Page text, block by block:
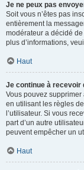
Je ne peux pas
Soit vous n’êtes pas
entièrement la
modérateur a décidé
plus d’informations,
Haut
Je continue à recevoir
Vous pouvez
en utilisant les règles
l’utilisateur. Si vous
part d’un autre
peuvent empêcher un
Haut